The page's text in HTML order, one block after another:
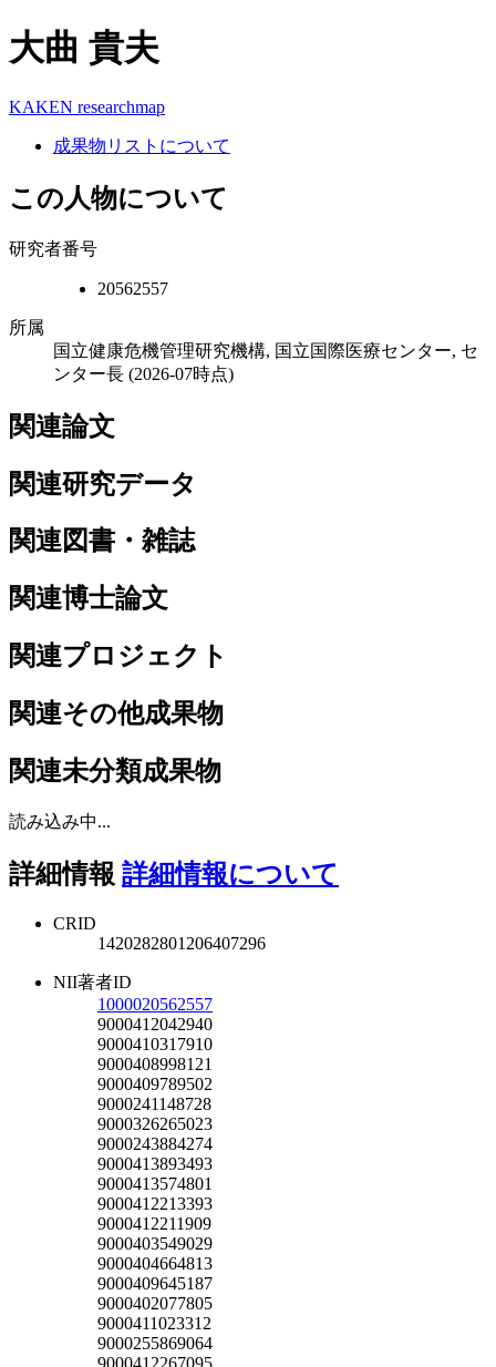
大曲 貴夫
KAKEN researchmap
成果物リストについて
この人物について
研究者番号
20562557
所属
国立健康危機管理研究機構, 国立国際医療センター, セ
ンター長 (2026-07時点)
関連論文
関連研究データ
関連図書・雑誌
関連博士論文
関連プロジェクト
関連その他成果物
関連未分類成果物
読み込み中...
詳細情報 詳細情報について
CRID
1420282801206407296
NII著者ID
1000020562557
9000412042940
9000410317910
9000408998121
9000409789502
9000241148728
9000326265023
9000243884274
9000413893493
9000413574801
9000412213393
9000412211909
9000403549029
9000404664813
9000409645187
9000402077805
9000411023312
9000255869064
9000412267095